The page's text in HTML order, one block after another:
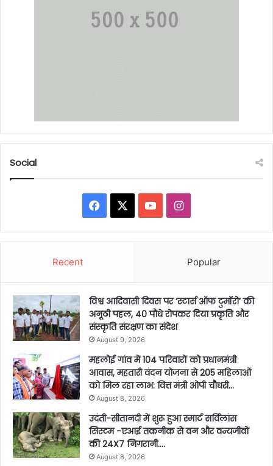
Social
Facebook YouTubeInstagram
Recent Popular
विश्व आदिवासी दिवस पर ‘स्टार्स ऑफ टुमॉरो’ की
अनूठी पहल, 40 पौधे रोपकर दिया प्रकृति और
संस्कृति संरक्षण का संदेश
August 9, 2026
महलोई गांव में 104 परिवारों को प्रधानमंत्री
आवास, महतारी वंदन योजना से 205 महिलाओं
को मिल रहा लाभ: वित्त मंत्री ओपी चौधरी…
August 8, 2026
उदंती-सीतानदी में शुरू हुआ स्मार्ट सर्विलांस
सिस्टम -एआई तकनीक से वन और वन्यजीवों
की 24X7 निगरानी….
August 8, 2026